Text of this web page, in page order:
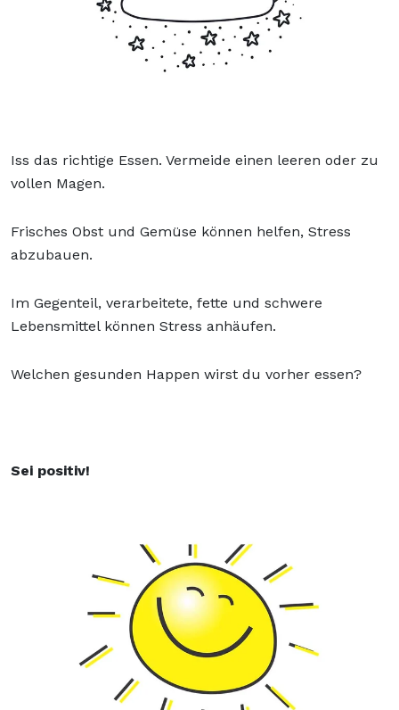
Iss das richtige Essen. Vermeide einen leeren oder zu
vollen Magen.
Frisches Obst und Gemüse können helfen, Stress
abzubauen.
Im Gegenteil, verarbeitete, fette und schwere
Lebensmittel können Stress anhäufen.
Welchen gesunden Happen wirst du vorher essen?
Sei positiv!